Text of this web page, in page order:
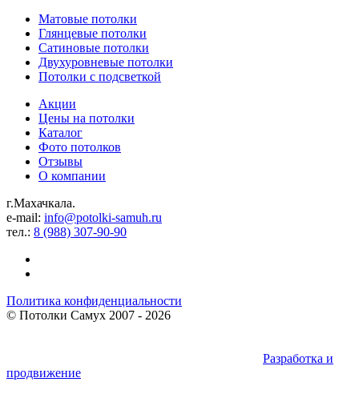
Матовые потолки
Глянцевые потолки
Сатиновые потолки
Двухуровневые потолки
Потолки с подсветкой
Акции
Цены на потолки
Каталог
Фото потолков
Отзывы
О компании
г.Махачкала.
e-mail: info@potolki-samuh.ru
тел.: 8 (988) 307-90-90
Политика конфиденциальности
© Потолки Самух 2007 - 2026
Разработка и
продвижение